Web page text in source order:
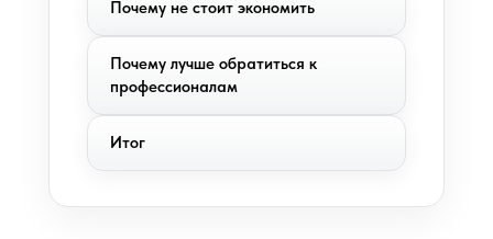
Почему не стоит экономить
Почему лучше обратиться к
профессионалам
Итог